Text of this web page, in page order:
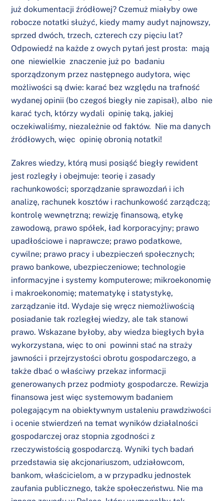
już dokumentacji źródłowej? Czemuż miałyby owe
robocze notatki służyć, kiedy mamy audyt najnowszy,
sprzed dwóch, trzech, czterech czy pięciu lat?
Odpowiedź na każde z owych pytań jest prosta: mają
one niewielkie znaczenie już po badaniu
sporządzonym przez następnego audytora, więc
możliwości są dwie: karać bez względu na trafność
wydanej opinii (bo czegoś biegły nie zapisał), albo nie
karać tych, którzy wydali opinię taką, jakiej
oczekiwaliśmy, niezależnie od faktów. Nie ma danych
źródłowych, więc opinię obronią notatki!
Zakres wiedzy, którą musi posiąść biegły rewident
jest rozległy i obejmuje: teorię i zasady
rachunkowości; sporządzanie sprawozdań i ich
analizę, rachunek kosztów i rachunkowość zarządczą;
kontrolę wewnętrzną; rewizję finansową, etykę
zawodową, prawo spółek, ład korporacyjny; prawo
upadłościowe i naprawcze; prawo podatkowe,
cywilne; prawo pracy i ubezpieczeń społecznych;
prawo bankowe, ubezpieczeniowe; technologie
informacyjne i systemy komputerowe; mikroekonomię
i makroekonomię; matematykę i statystykę,
zarządzanie itd. Wydaje się wręcz niemożliwością
posiadanie tak rozległej wiedzy, ale tak stanowi
prawo. Wskazane byłoby, aby wiedza biegłych była
wykorzystana, więc to oni powinni stać na straży
jawności i przejrzystości obrotu gospodarczego, a
także dbać o właściwy przekaz informacji
generowanych przez podmioty gospodarcze. Rewizja
finansowa jest więc systemowym badaniem
polegającym na obiektywnym ustaleniu prawdziwości
i ocenie stwierdzeń na temat wyników działalności
gospodarczej oraz stopnia zgodności z
rzeczywistością gospodarczą. Wyniki tych badań
przedstawia się akcjonariuszom, udziałowcom,
bankom, właścicielom, a w przypadku jednostek
zaufania publicznego, także społeczeństwu. Nie ma